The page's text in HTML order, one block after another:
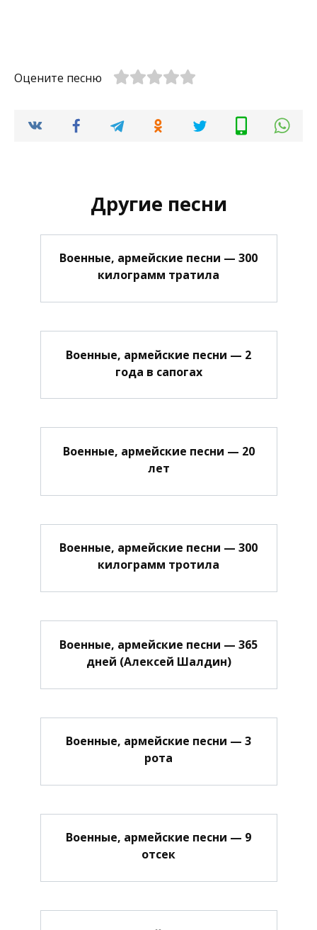
Оцените песню
Другие песни
Военные, армейские песни — 300
килограмм тратила
Военные, армейские песни — 2
года в сапогах
Военные, армейские песни — 20
лет
Военные, армейские песни — 300
килограмм тротила
Военные, армейские песни — 365
дней (Алексей Шалдин)
Военные, армейские песни — 3
рота
Военные, армейские песни — 9
отсек